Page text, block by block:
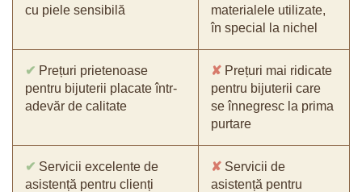
cu piele sensibilă
materialele utilizate,
în special la nichel
✔ Prețuri prietenoase
pentru bijuterii placate într-
adevăr de calitate
✘ Prețuri mai ridicate
pentru bijuterii care
se înnegresc la prima
purtare
✔ Servicii excelente de
asistență pentru clienți
✘ Servicii de
asistență pentru